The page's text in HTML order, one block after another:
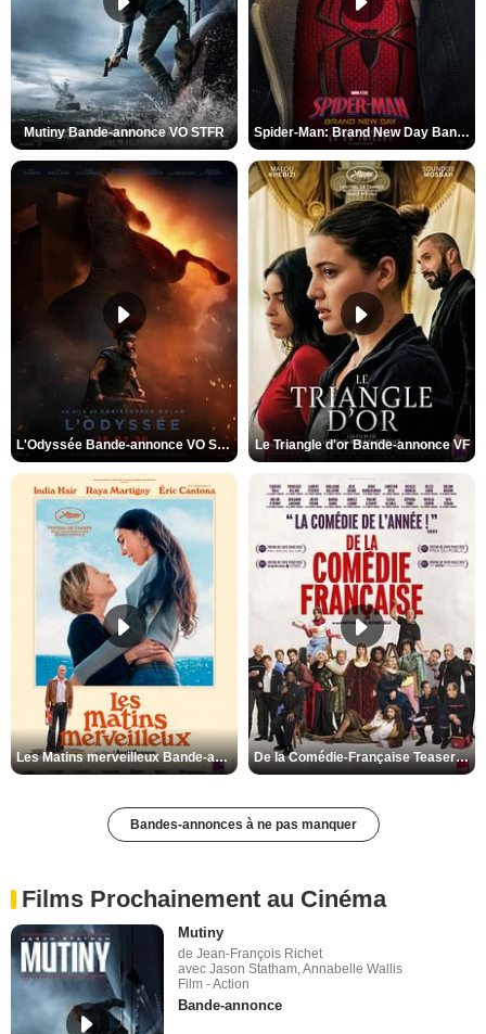
Mutiny Bande-annonce VO STFR Spider-Man: Brand New Day Bande-annonce VO STFR
L'Odyssée Bande-annonce VO STFR Le Triangle d'or Bande-annonce VF
Les Matins merveilleux Bande-annonce VF De la Comédie-Française Teaser VF
Bandes-annonces à ne pas manquer
Films Prochainement au Cinéma
Mutiny
de Jean-François Richet
avec Jason Statham, Annabelle Wallis
Film - Action
Bande-annonce